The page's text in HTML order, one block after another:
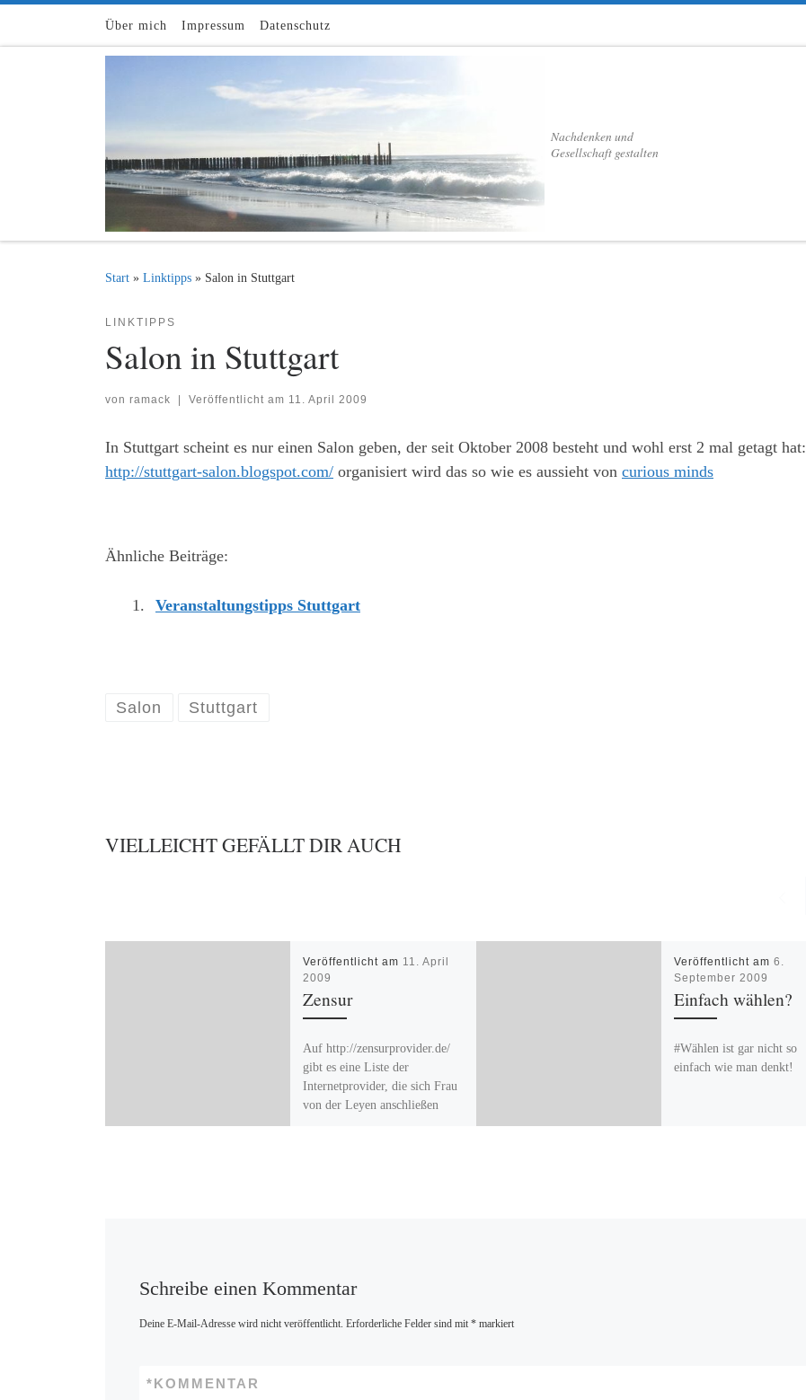
Zum Inhalt springen
Über mich Impressum Datenschutz
Nachdenken und
Gesellschaft gestalten
Start » Linktipps » Salon in Stuttgart
LINKTIPPS
Salon in Stuttgart
von ramack | Veröffentlicht am 11. April 2009
In Stuttgart scheint es nur einen Salon geben, der seit Oktober 2008 besteht und wohl erst 2 mal getagt hat:
http://stuttgart-salon.blogspot.com/ organisiert wird das so wie es aussieht von curious minds
Ähnliche Beiträge:
Veranstaltungstipps Stuttgart
Salon Stuttgart
VIELLEICHT GEFÄLLT DIR AUCH
Veröffentlicht am 11. April
2009
Zensur
Auf http://zensurprovider.de/
gibt es eine Liste der
Internetprovider, die sich Frau
von der Leyen anschließen
Veröffentlicht am 6.
September 2009
Einfach wählen?
#Wählen ist gar nicht so
einfach wie man denkt!
Schreibe einen Kommentar
Deine E-Mail-Adresse wird nicht veröffentlicht. Erforderliche Felder sind mit *markiert
KOMMENTAR
*